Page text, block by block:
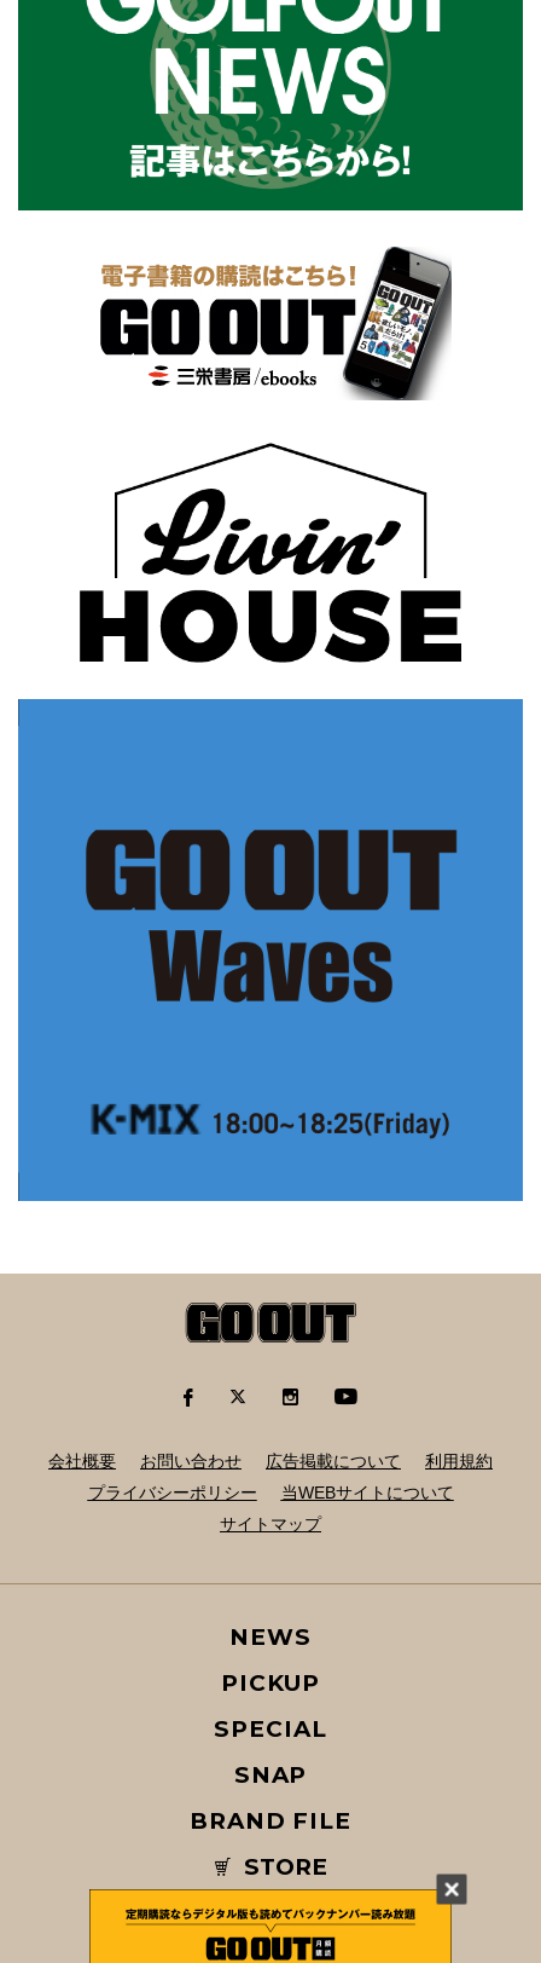
会社概要 お問い合わせ 広告掲載について
利用規約
プライバシーポリシー
当WEBサイトについて
サイトマップ
NEWS
PICKUP
SPECIAL
SNAP
BRAND FILE
STORE
MAGAZINE